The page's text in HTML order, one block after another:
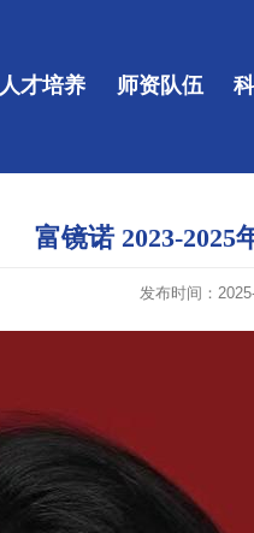
人才培养 师资队伍
富镜诺 2023-2025
发布时间：